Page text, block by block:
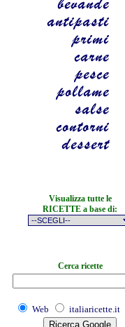
Visualizza tutte le
RICETTE a base di:
Cerca ricette
Web italiaricette.it